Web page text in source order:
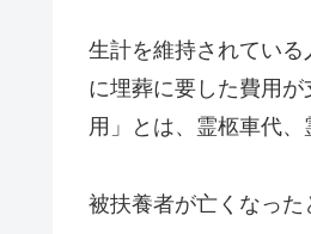
生計を維持されてい
に埋葬に要した費用
用」とは、霊柩車代、
被扶養者が亡くなった